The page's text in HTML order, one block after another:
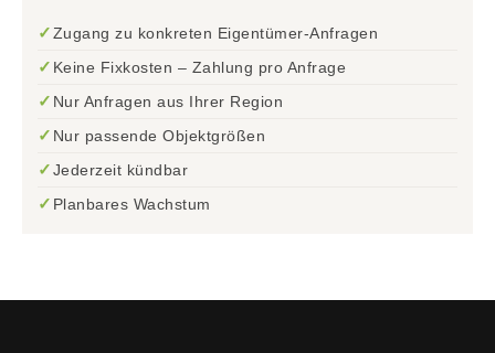
✓Zugang zu konkreten Eigentümer-Anfragen
✓ Keine Fixkosten – Zahlung pro Anfrage
✓ Nur Anfragen aus Ihrer Region
✓ Nur passende Objektgrößen
✓Jederzeit kündbar
✓ Planbares Wachstum